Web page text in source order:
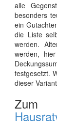
alle
besonders
ein
die Liste
werden.
werden,
festgesetzt.
dieser